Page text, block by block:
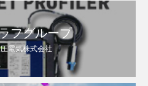
フグループ
電気株式会社